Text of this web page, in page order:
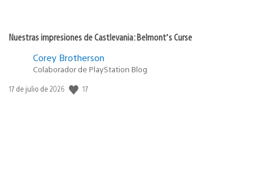
Nuestras impresiones de Castlevania: Belmont’s Curse
Corey Brotherson
Colaborador de PlayStation Blog
Fecha
17 de julio de 2026 17